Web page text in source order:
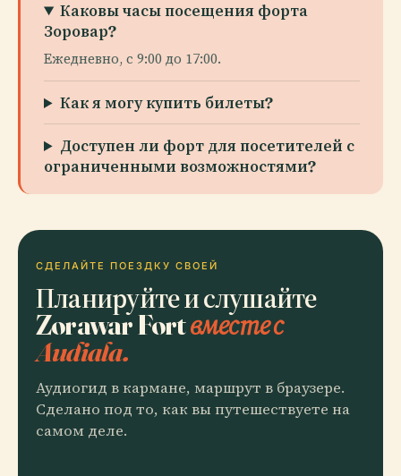
Каковы часы посещения форта
Зоровар?
Ежедневно, с 9:00 до 17:00.
Как я могу купить билеты?
Доступен ли форт для посетителей с
ограниченными возможностями?
СДЕЛАЙТЕ ПОЕЗДКУ СВОЕЙ
Планируйте и слушайте
Zorawar Fortвместе с
Audiala.
Аудиогид в кармане, маршрут в браузере.
Сделано под то, как вы путешествуете на
самом деле.